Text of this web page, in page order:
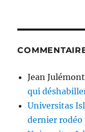
Jean Julémont
qui
Universitas
dernier rodéo